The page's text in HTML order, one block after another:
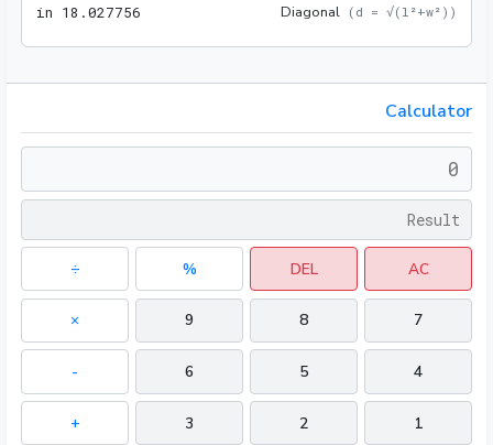
Diagonal ( d = √(l²+w²) )
18 .027756
Calculator
AC
DEL
%
÷
7
8
9
×
4
5
6
-
1
2
3
+